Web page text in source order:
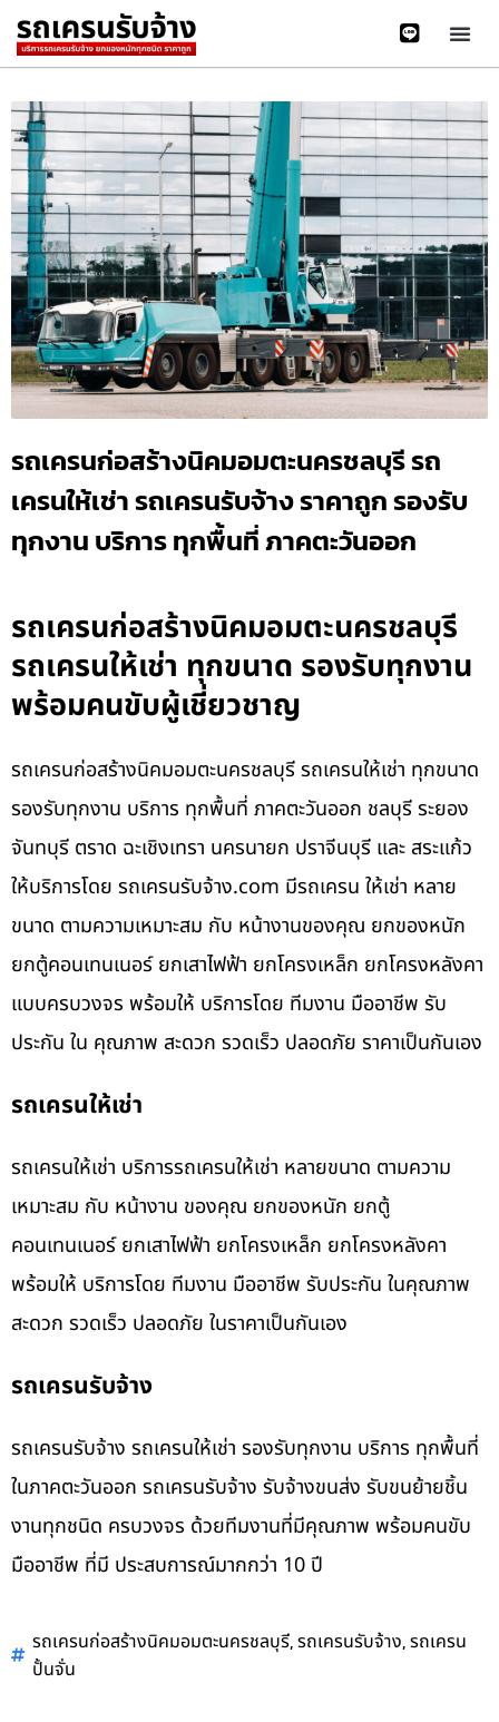
รถเครนก่อสร้างนิคมอมตะนครชลบุรี รถ
เครนให้เช่า รถเครนรับจ้าง ราคาถูก รองรับ
ทุกงาน บริการ ทุกพื้นที่ ภาคตะวันออก
รถเครนก่อสร้างนิคมอมตะนครชลบุรี
รถเครนให้เช่า ทุกขนาด รองรับทุกงาน
พร้อมคนขับผู้เชี่ยวชาญ
รถเครนก่อสร้างนิคมอมตะนครชลบุรี รถเครนให้เช่า ทุกขนาด
รองรับทุกงาน บริการ ทุกพื้นที่ ภาคตะวันออก ชลบุรี ระยอง
จันทบุรี ตราด ฉะเชิงเทรา นครนายก ปราจีนบุรี และ สระแก้ว
ให้บริการโดย รถเครนรับจ้าง.com มีรถเครน ให้เช่า หลาย
ขนาด ตามความเหมาะสม กับ หน้างานของคุณ ยกของหนัก
ยกตู้คอนเทนเนอร์ ยกเสาไฟฟ้า ยกโครงเหล็ก ยกโครงหลังคา
แบบครบวงจร พร้อมให้ บริการโดย ทีมงาน มืออาชีพ รับ
ประกัน ใน คุณภาพ สะดวก รวดเร็ว ปลอดภัย ราคาเป็นกันเอง
รถเครนให้เช่า
รถเครนให้เช่า บริการรถเครนให้เช่า หลายขนาด ตามความ
เหมาะสม กับ หน้างาน ของคุณ ยกของหนัก ยกตู้
คอนเทนเนอร์ ยกเสาไฟฟ้า ยกโครงเหล็ก ยกโครงหลังคา
พร้อมให้ บริการโดย ทีมงาน มืออาชีพ รับประกัน ในคุณภาพ
สะดวก รวดเร็ว ปลอดภัย ในราคาเป็นกันเอง
รถเครนรับจ้าง
รถเครนรับจ้าง รถเครนให้เช่า รองรับทุกงาน บริการ ทุกพื้นที่
ในภาคตะวันออก รถเครนรับจ้าง รับจ้างขนส่ง รับขนย้ายชิ้น
งานทุกชนิด ครบวงจร ด้วยทีมงานที่มีคุณภาพ พร้อมคนขับ
มืออาชีพ ที่มี ประสบการณ์มากกว่า 10 ปี
รถเครนก่อสร้างนิคมอมตะนครชลบุรี,รถเครนรับจ้าง,รถเครน
ปั้นจั่น